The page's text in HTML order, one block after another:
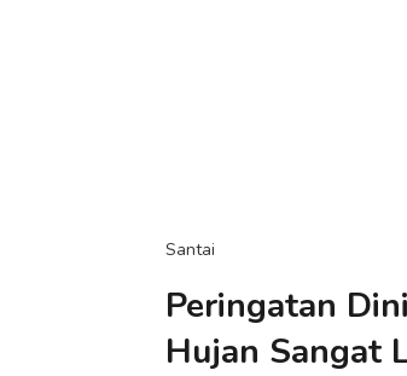
Santai
Peringatan
Hujan Sangat